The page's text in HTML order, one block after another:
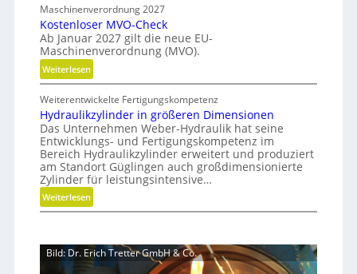
p-
S
i
m
a
t
i
o
n
c
h
h
a
l
i
g
e
W
e
r
k
e
u
b
r
i
d
e
G
r
e
i
f
e
r
l
ff
Maschinenverordnung 2027
Kostenloser MVO-Check
Ab Januar 2027 gilt die neue EU-
Maschinenverordnung (MVO).
Weiterlesen:
K
o
s
t
e
n
l
o
s
M
V
Weiterentwickelte Fertigungskompetenz
Hydraulikzylinder in größeren Dimensionen
Das Unternehmen Weber-Hydraulik hat seine
Entwicklungs- und Fertigungskompetenz im
Bereich Hydraulikzylinder erweitert und produziert
am Standort Güglingen auch großdimensionierte
Zylinder für leistungsintensive…
Weiterlesen:
H
d
r
Bild: Dr. Erich Tretter GmbH & Co.